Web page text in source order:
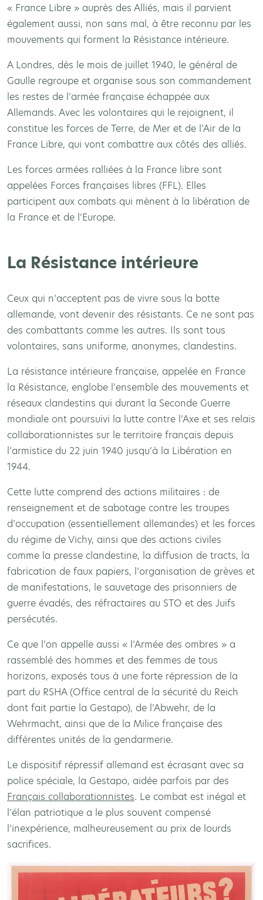
« France Libre » auprès des Alliés, mais il parvient
également aussi, non sans mal, à être reconnu par les
mouvements qui forment la Résistance intérieure.
A Londres, dès le mois de juillet 1940, le général de
Gaulle regroupe et organise sous son commandement
les restes de l’armée française échappée aux
Allemands. Avec les volontaires qui le rejoignent, il
constitue les forces de Terre, de Mer et de l’Air de la
France Libre, qui vont combattre aux côtés des alliés.
Les forces armées ralliées à la France libre sont
appelées Forces françaises libres (FFL). Elles
participent aux combats qui mènent à la libération de
la France et de l’Europe.
La Résistance intérieure
Ceux qui n’acceptent pas de vivre sous la botte
allemande, vont devenir des résistants. Ce ne sont pas
des combattants comme les autres. Ils sont tous
volontaires, sans uniforme, anonymes, clandestins.
La résistance intérieure française, appelée en France
la Résistance, englobe l’ensemble des mouvements et
réseaux clandestins qui durant la Seconde Guerre
mondiale ont poursuivi la lutte contre l’Axe et ses relais
collaborationnistes sur le territoire français depuis
l’armistice du 22 juin 1940 jusqu’à la Libération en
1944.
Cette lutte comprend des actions militaires : de
renseignement et de sabotage contre les troupes
d’occupation (essentiellement allemandes) et les forces
du régime de Vichy, ainsi que des actions civiles
comme la presse clandestine, la diffusion de tracts, la
fabrication de faux papiers, l’organisation de grèves et
de manifestations, le sauvetage des prisonniers de
guerre évadés, des réfractaires au STO et des Juifs
persécutés.
Ce que l’on appelle aussi « l’Armée des ombres » a
rassemblé des hommes et des femmes de tous
horizons, exposés tous à une forte répression de la
part du RSHA (Office central de la sécurité du Reich
dont fait partie la Gestapo), de l’Abwehr, de la
Wehrmacht, ainsi que de la Milice française des
différentes unités de la gendarmerie.
Le dispositif répressif allemand est écrasant avec sa
police spéciale, la Gestapo, aidée parfois par des
Français collaborationnistes. Le combat est inégal et
l’élan patriotique a le plus souvent compensé
l’inexpérience, malheureusement au prix de lourds
sacrifices.